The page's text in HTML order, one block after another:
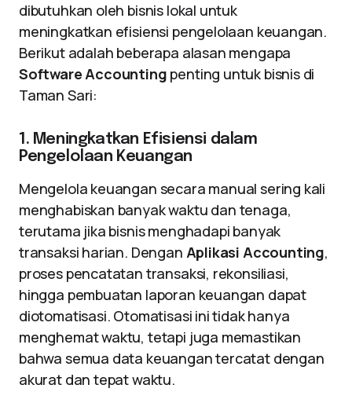
dibutuhkan oleh bisnis lokal untuk
meningkatkan efisiensi pengelolaan keuangan.
Berikut adalah beberapa alasan mengapa
Software Accounting penting untuk bisnis di
Taman Sari:
1. Meningkatkan Efisiensi dalam
Pengelolaan Keuangan
Mengelola keuangan secara manual sering kali
menghabiskan banyak waktu dan tenaga,
terutama jika bisnis menghadapi banyak
transaksi harian. Dengan Aplikasi Accounting,
proses pencatatan transaksi, rekonsiliasi,
hingga pembuatan laporan keuangan dapat
diotomatisasi. Otomatisasi ini tidak hanya
menghemat waktu, tetapi juga memastikan
bahwa semua data keuangan tercatat dengan
akurat dan tepat waktu.